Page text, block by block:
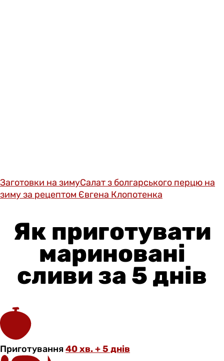
Заготовки на зимуСалат з болгарського перцю на
зиму за рецептом Євгена Клопотенка
Як приготувати
мариновані
сливи за 5 днів
Приготування40 хв. + 5 днів